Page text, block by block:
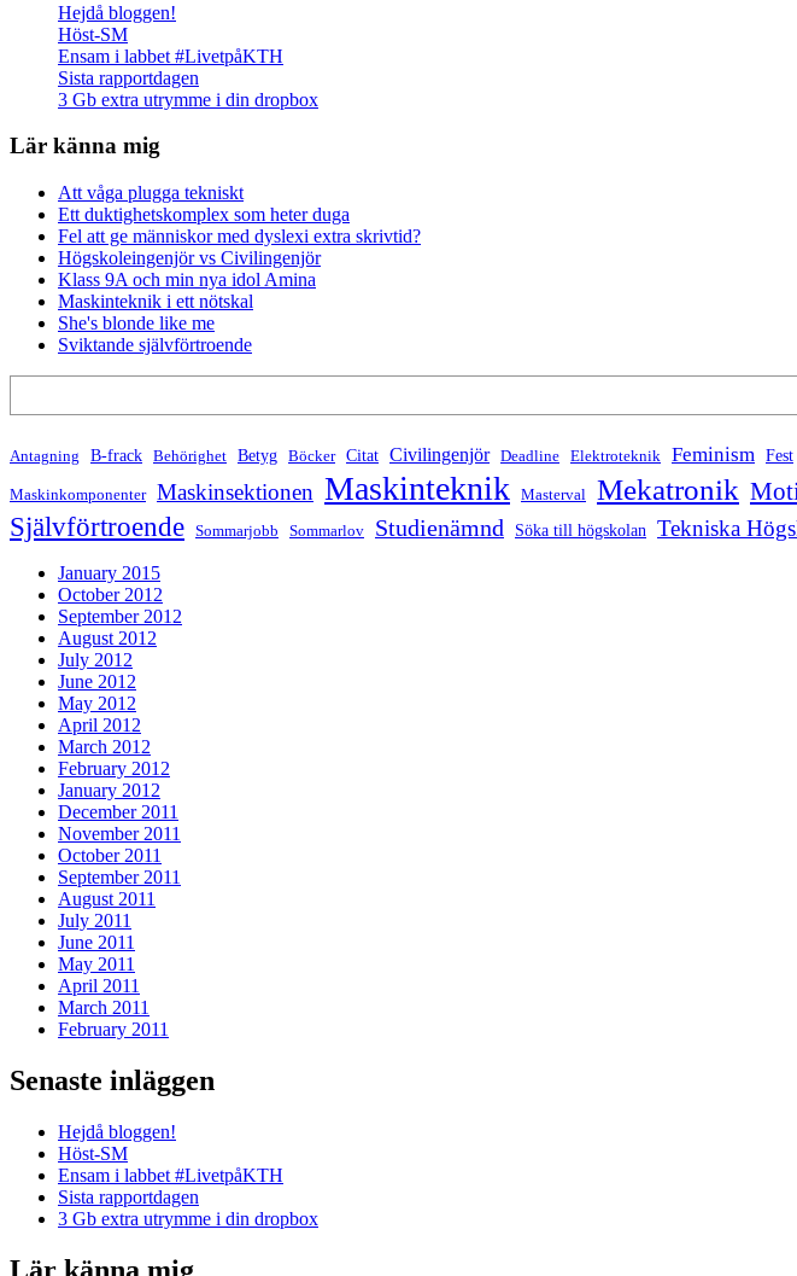
Hejdå bloggen!
Höst-SM
Ensam i labbet #LivetpåKTH
Sista rapportdagen
3 Gb extra utrymme i din dropbox
Lär känna mig
Att våga plugga tekniskt
Ett duktighetskomplex som heter duga
Fel att ge människor med dyslexi extra skrivtid?
Högskoleingenjör vs Civilingenjör
Klass 9A och min nya idol Amina
Maskinteknik i ett nötskal
She's blonde like me
Sviktande självförtroende
Antagning B-frack Behörighet Betyg Böcker Citat Civilingenjör Deadline Elektroteknik Feminism Fest
Maskinkomponenter Maskinsektionen Maskinteknik Masterval Mekatronik
Självförtroende Sommarjobb Sommarlov Studienämnd Söka till högskolan Tekniska
January 2015
October 2012
September 2012
August 2012
July 2012
June 2012
May 2012
April 2012
March 2012
February 2012
January 2012
December 2011
November 2011
October 2011
September 2011
August 2011
July 2011
June 2011
May 2011
April 2011
March 2011
February 2011
Senaste inläggen
Hejdå bloggen!
Höst-SM
Ensam i labbet #LivetpåKTH
Sista rapportdagen
3 Gb extra utrymme i din dropbox
Lär känna mig